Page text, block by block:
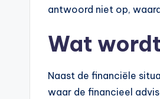
antwoord niet op,
Wat
Naast de financiële
waar de financieel